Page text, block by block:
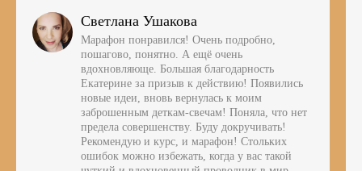
Светлана Ушакова
Марафон понравился! Очень подробно,
пошагово, понятно. А ещё очень
вдохновляюще. Большая благодарность
Екатерине за призыв к действию! Появились
новые идеи, вновь вернулась к моим
заброшенным деткам-свечам! Поняла, что нет
предела совершенству. Буду докручивать!
Рекомендую и курс, и марафон! Стольких
ошибок можно избежать, когда у вас такой